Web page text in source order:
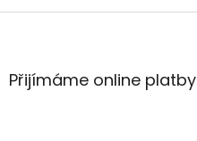
Z
aPřijímáme online platby